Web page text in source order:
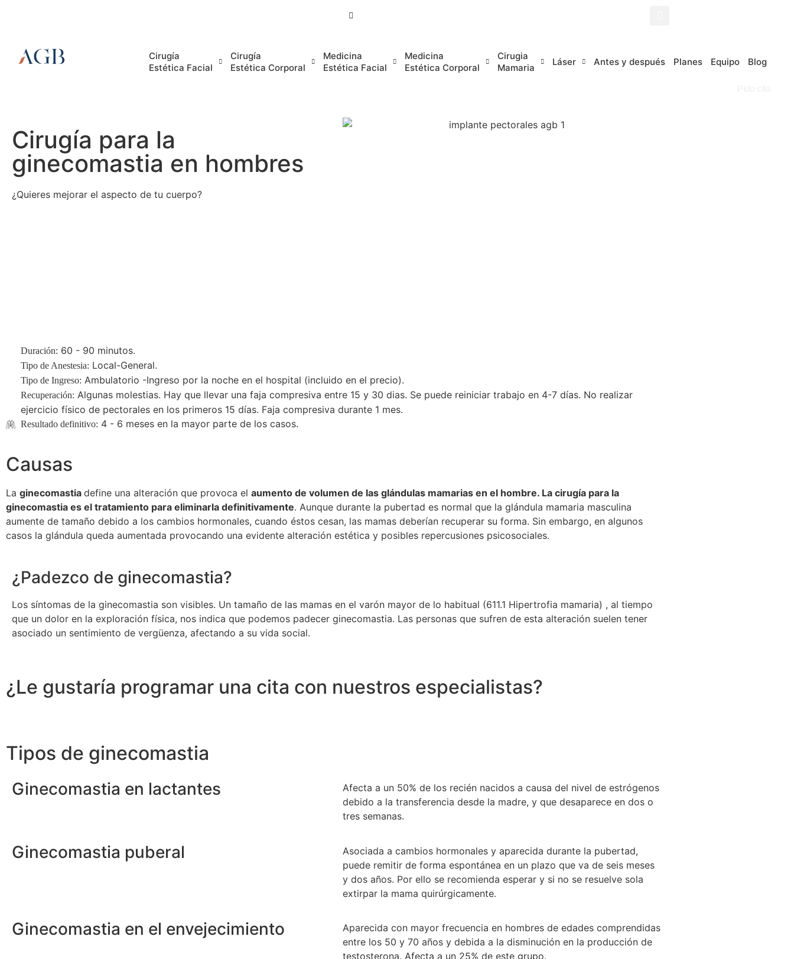
Cirugía
Estética Facial
Cirugía
Estética Corporal
Medicina
Estética Facial
Medicina
Estética Corporal
Cirugia
Mamaria
Láser Antes y después Planes Equipo Blog
Cirugía para la
ginecomastia en hombres
¿Quieres mejorar el aspecto de tu cuerpo?
Duración: 60 - 90 minutos.
Tipo de Anestesia: Local-General.
Tipo de Ingreso: Ambulatorio -Ingreso por la noche en el hospital (incluido en el precio).
Recuperación: Algunas molestias. Hay que llevar una faja compresiva entre 15 y 30 dias. Se puede reiniciar trabajo en 4-7 días. No realizar
ejercicio físico de pectorales en los primeros 15 días. Faja compresiva durante 1 mes.
Resultado definitivo: 4 - 6 meses en la mayor parte de los casos.
Causas
La ginecomastia define una alteración que provoca el aumento de volumen de las glándulas mamarias en el hombre. La cirugía para la
ginecomastia es el tratamiento para eliminarla definitivamente. Aunque durante la pubertad es normal que la glándula mamaria masculina
aumente de tamaño debido a los cambios hormonales, cuando éstos cesan, las mamas deberían recuperar su forma. Sin embargo, en algunos
casos la glándula queda aumentada provocando una evidente alteración estética y posibles repercusiones psicosociales.
¿Padezco de ginecomastia?
Los síntomas de la ginecomastia son visibles. Un tamaño de las mamas en el varón mayor de lo habitual (611.1 Hipertrofia mamaria) , al tiempo
que un dolor en la exploración física, nos indica que podemos padecer ginecomastia. Las personas que sufren de esta alteración suelen tener
asociado un sentimiento de vergüenza, afectando a su vida social.
¿Le gustaría programar una cita con nuestros especialistas?
Tipos de ginecomastia
Ginecomastia en lactantes
Afecta a un 50% de los recién nacidos a causa del nivel de estrógenos
debido a la transferencia desde la madre, y que desaparece en dos o
tres semanas.
Ginecomastia puberal
Asociada a cambios hormonales y aparecida durante la pubertad,
puede remitir de forma espontánea en un plazo que va de seis meses
y dos años. Por ello se recomienda esperar y si no se resuelve sola
extirpar la mama quirúrgicamente.
Ginecomastia en el envejecimiento
Aparecida con mayor frecuencia en hombres de edades comprendidas
entre los 50 y 70 años y debida a la disminución en la producción de
testosterona. Afecta a un 25% de este grupo.